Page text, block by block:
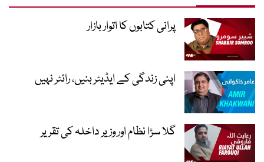
پرانی کتابوں کا اتوار بازار
اپنی زندگی کے ایڈیٹر بنیں، رائٹر نہیں
گلا سڑا نظام اور وزیر داخلہ کی تقریر